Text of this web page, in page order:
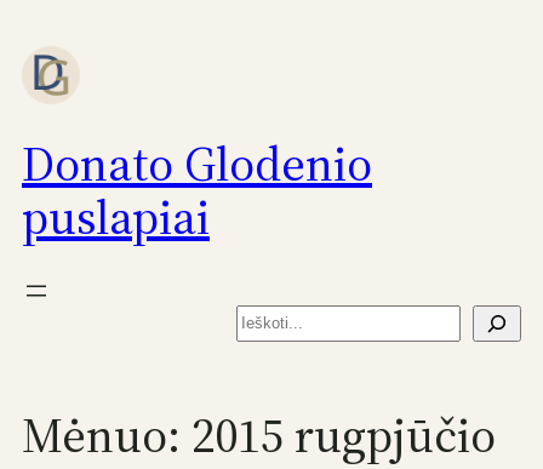
prie
turinio
Donato Glodenio
puslapiai
Paieška
Mėnuo: 2015 rugpjūčio